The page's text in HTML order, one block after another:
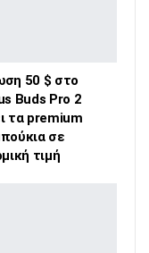
50 $ στο
Buds Pro 2
τα premium
σε
τιμή